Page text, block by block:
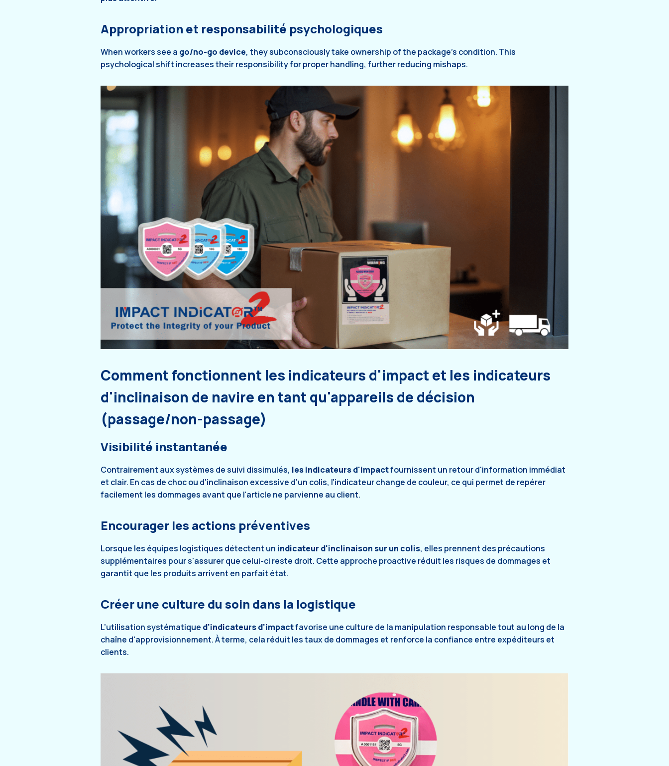
Appropriation et responsabilité psychologiques
When workers see a go/no-go device, they subconsciously take ownership of the package’s condition. This
psychological shift increases their responsibility for proper handling, further reducing mishaps.
Comment fonctionnent les indicateurs d'impact et les indicateurs
d'inclinaison de navire en tant qu'appareils de décision
(passage/non-passage)
Visibilité instantanée
Contrairement aux systèmes de suivi dissimulés, les indicateurs d'impactfournissent un retour d'information immédiat
et clair. En cas de choc ou d'inclinaison excessive d'un colis, l'indicateur change de couleur, ce qui permet de repérer
facilement les dommages avant que l'article ne parvienne au client.
Encourager les actions préventives
Lorsque les équipes logistiques détectent un indicateur d'inclinaison sur un colis, elles prennent des précautions
supplémentaires pour s'assurer que celui-ci reste droit. Cette approche proactive réduit les risques de dommages et
garantit que les produits arrivent en parfait état.
Créer une culture du soin dans la logistique
L'utilisation systématique d'indicateurs d'impactfavorise une culture de la manipulation responsable tout au long de la
chaîne d'approvisionnement. À terme, cela réduit les taux de dommages et renforce la confiance entre expéditeurs et
clients.